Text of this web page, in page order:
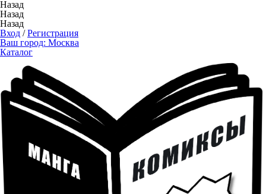
Назад
Назад
Назад
Вход /Регистрация
Ваш город: Москва
Каталог